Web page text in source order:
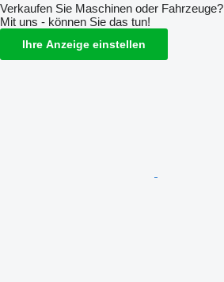
Verkaufen Sie Maschinen oder Fahrzeuge?
Mit uns - können Sie das tun!
Ihre Anzeige einstellen